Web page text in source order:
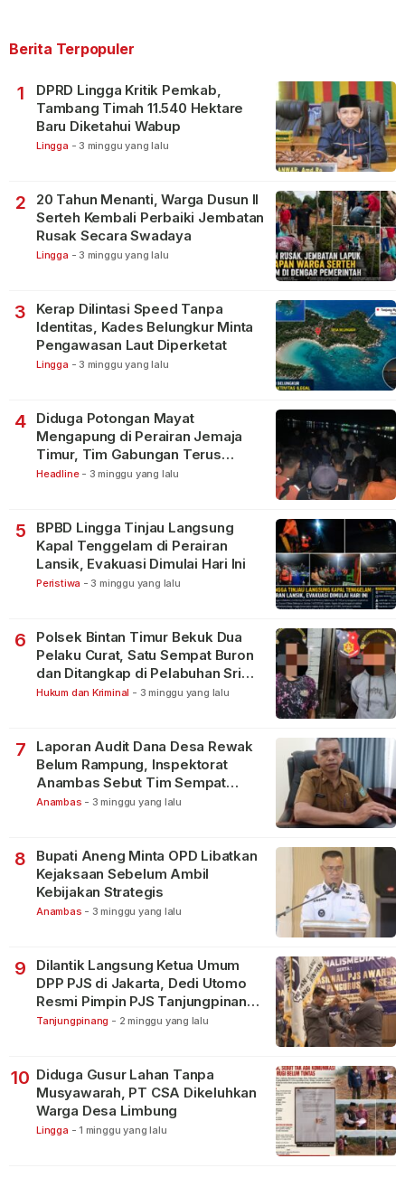
Berita Terpopuler
1
DPRD Lingga Kritik Pemkab,
Tambang Timah 11.540 Hektare
Baru Diketahui Wabup
Lingga - 3 minggu yang lalu
2
20 Tahun Menanti, Warga Dusun II
Serteh Kembali Perbaiki Jembatan
Rusak Secara Swadaya
Lingga - 3 minggu yang lalu
3
Kerap Dilintasi Speed Tanpa
Identitas, Kades Belungkur Minta
Pengawasan Laut Diperketat
Lingga - 3 minggu yang lalu
4
Diduga Potongan Mayat
Mengapung di Perairan Jemaja
Timur, Tim Gabungan Terus
Lakukan Pencarian
Headline - 3 minggu yang lalu
5
BPBD Lingga Tinjau Langsung
Kapal Tenggelam di Perairan
Lansik, Evakuasi Dimulai Hari Ini
Peristiwa - 3 minggu yang lalu
6
Polsek Bintan Timur Bekuk Dua
Pelaku Curat, Satu Sempat Buron
dan Ditangkap di Pelabuhan Sri
Bintan Pura
Hukum dan Kriminal - 3 minggu yang lalu
7
Laporan Audit Dana Desa Rewak
Belum Rampung, Inspektorat
Anambas Sebut Tim Sempat
Terbagi Tangani Kasus Lain
Anambas - 3 minggu yang lalu
8
Bupati Aneng Minta OPD Libatkan
Kejaksaan Sebelum Ambil
Kebijakan Strategis
Anambas - 3 minggu yang lalu
9
Dilantik Langsung Ketua Umum
DPP PJS di Jakarta, Dedi Utomo
Resmi Pimpin PJS Tanjungpinang-
Bintan
Tanjungpinang - 2 minggu yang lalu
10 Diduga Gusur Lahan Tanpa
Musyawarah, PT CSA Dikeluhkan
Warga Desa Limbung
Lingga - 1 minggu yang lalu